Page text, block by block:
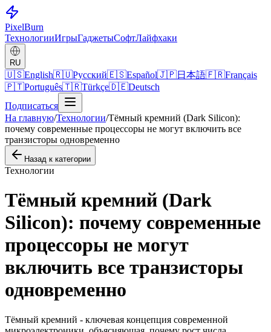
PixelBurn
ТехнологииИгрыГаджетыСофтЛайфхаки
RU
🇺🇸English🇷🇺Русский🇪🇸Español🇯🇵日本語🇫🇷Français
🇵🇹Português🇹🇷Türkçe🇩🇪Deutsch
Подписаться
На главную/Технологии/Тёмный кремний (Dark Silicon):
почему современные процессоры не могут включить все
транзисторы одновременно
Назад к категории
Технологии
Тёмный кремний (Dark
Silicon): почему современные
процессоры не могут
включить все транзисторы
одновременно
Тёмный кремний - ключевая концепция современной